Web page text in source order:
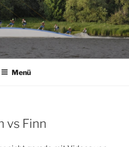
See
Menü
vs Finn